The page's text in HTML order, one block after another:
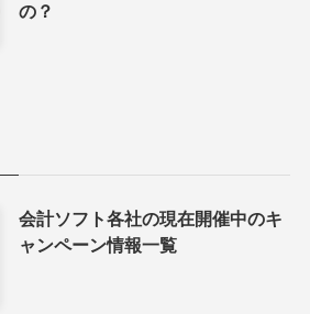
の？
会計ソフト各社の現在開催中のキ
ャンペーン情報一覧